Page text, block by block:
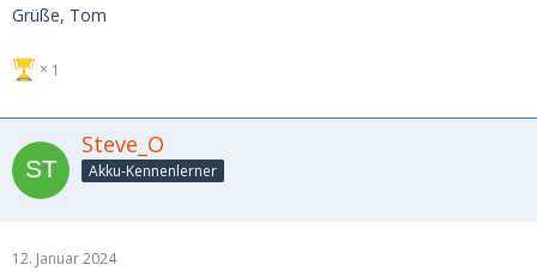
Grüße, Tom
1
Steve_O
Akku-Kennenlerner
12. Januar 2024